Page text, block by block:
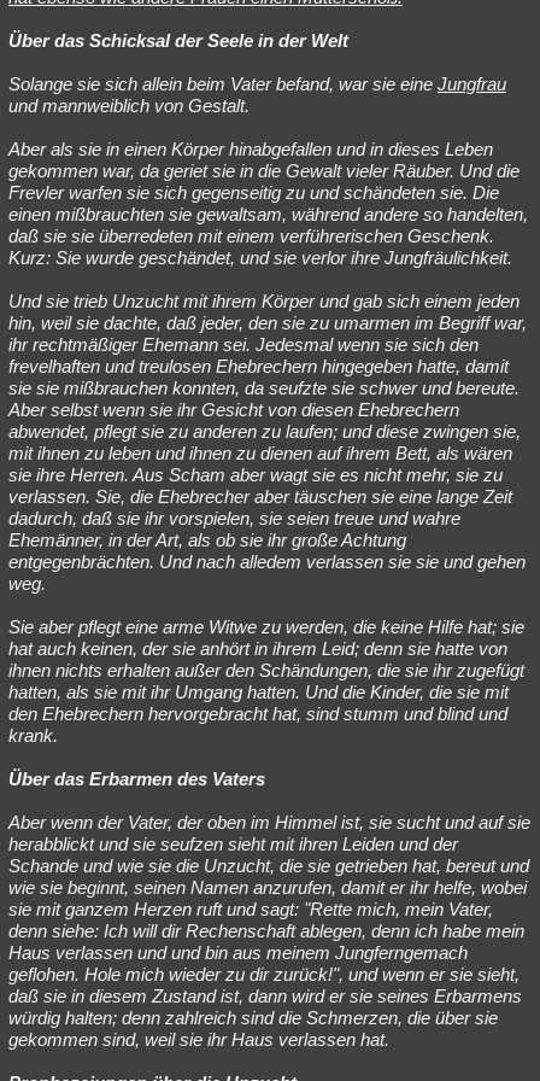
Über das Schicksal der Seele in der Welt
Solange sie sich allein beim Vater befand, war sie eine Jungfrau
und mannweiblich von Gestalt.
Aber als sie in einen Körper hinabgefallen und in dieses Leben
gekommen war, da geriet sie in die Gewalt vieler Räuber. Und die
Frevler warfen sie sich gegenseitig zu und schändeten sie. Die
einen mißbrauchten sie gewaltsam, während andere so handelten,
daß sie sie überredeten mit einem verführerischen Geschenk.
Kurz: Sie wurde geschändet, und sie verlor ihre Jungfräulichkeit.
Und sie trieb Unzucht mit ihrem Körper und gab sich einem jeden
hin, weil sie dachte, daß jeder, den sie zu umarmen im Begriff war,
ihr rechtmäßiger Ehemann sei. Jedesmal wenn sie sich den
frevelhaften und treulosen Ehebrechern hingegeben hatte, damit
sie sie mißbrauchen konnten, da seufzte sie schwer und bereute.
Aber selbst wenn sie ihr Gesicht von diesen Ehebrechern
abwendet, pflegt sie zu anderen zu laufen; und diese zwingen sie,
mit ihnen zu leben und ihnen zu dienen auf ihrem Bett, als wären
sie ihre Herren. Aus Scham aber wagt sie es nicht mehr, sie zu
verlassen. Sie, die Ehebrecher aber täuschen sie eine lange Zeit
dadurch, daß sie ihr vorspielen, sie seien treue und wahre
Ehemänner, in der Art, als ob sie ihr große Achtung
entgegenbrächten. Und nach alledem verlassen sie sie und gehen
weg.
Sie aber pflegt eine arme Witwe zu werden, die keine Hilfe hat; sie
hat auch keinen, der sie anhört in ihrem Leid; denn sie hatte von
ihnen nichts erhalten außer den Schändungen, die sie ihr zugefügt
hatten, als sie mit ihr Umgang hatten. Und die Kinder, die sie mit
den Ehebrechern hervorgebracht hat, sind stumm und blind und
krank.
Über das Erbarmen des Vaters
Aber wenn der Vater, der oben im Himmel ist, sie sucht und auf sie
herabblickt und sie seufzen sieht mit ihren Leiden und der
Schande und wie sie die Unzucht, die sie getrieben hat, bereut und
wie sie beginnt, seinen Namen anzurufen, damit er ihr helfe, wobei
sie mit ganzem Herzen ruft und sagt: "Rette mich, mein Vater,
denn siehe: Ich will dir Rechenschaft ablegen, denn ich habe mein
Haus verlassen und und bin aus meinem Jungferngemach
geflohen. Hole mich wieder zu dir zurück!", und wenn er sie sieht,
daß sie in diesem Zustand ist, dann wird er sie seines Erbarmens
würdig halten; denn zahlreich sind die Schmerzen, die über sie
gekommen sind, weil sie ihr Haus verlassen hat.